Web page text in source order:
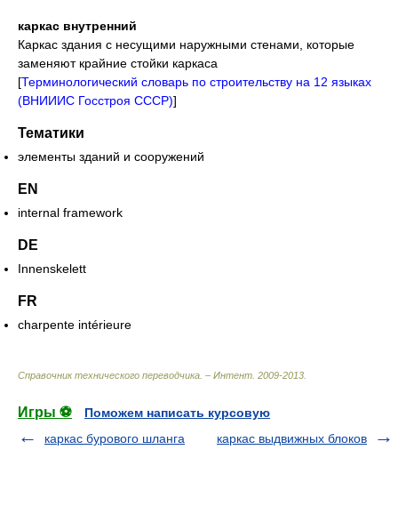
каркас внутренний
Каркас здания с несущими наружными стенами, которые
заменяют крайние стойки каркаса
[Терминологический словарь по строительству на 12 языках
(ВНИИИС Госстроя СССР)]
Тематики
элементы зданий и сооружений
EN
internal framework
DE
Innenskelett
FR
charpente intérieure
Справочник технического переводчика. – Интент 2009-2013
Игры ⚽
Поможем написать курсовую
каркас бурового шланга
каркас выдвижных блоков